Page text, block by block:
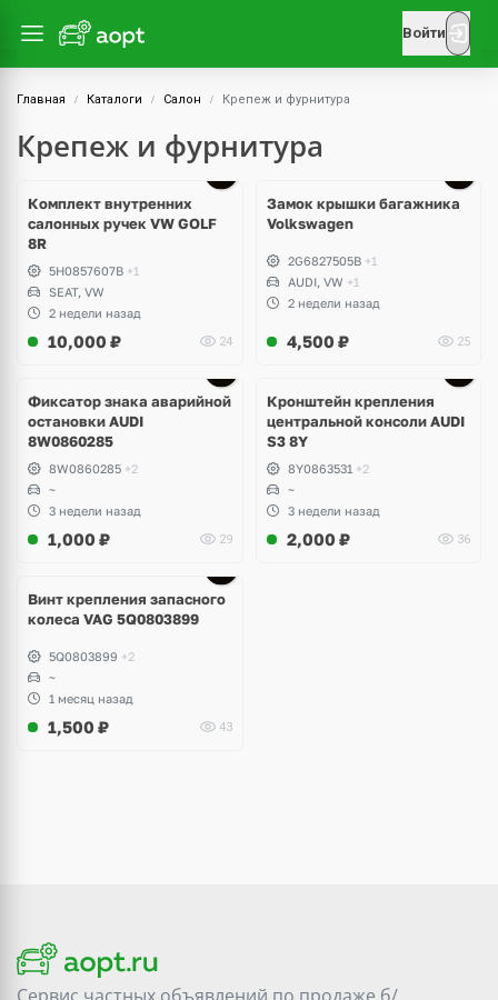
Войти
Главная Каталоги Салон Крепеж и фурнитура
Крепеж и фурнитура
Комплект внутренних
салонных ручек VW GOLF
8R
5H0857607B +1
SEAT, VW
2 недели назад
10,000 ₽ 24
Замок крышки багажника
Volkswagen
2G6827505B +1
AUDI, VW +1
2 недели назад
4,500 ₽ 25
Фиксатор знака аварийной
остановки AUDI
8W0860285
8W0860285 +2
~
3 недели назад
1,000 ₽ 29
Кронштейн крепления
центральной консоли AUDI
S3 8Y
8Y0863531 +2
~
3 недели назад
2,000 ₽ 36
Винт крепления запасного
колеса VAG 5Q0803899
5Q0803899 +2
~
1 месяц назад
1,500 ₽ 43